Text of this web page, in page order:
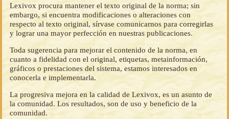
Lexivox procura mantener el texto original de la norma; sin
embargo, si encuentra modificaciones o alteraciones con
respecto al texto original, sírvase comunicarnos para corregirlas
y lograr una mayor perfección en nuestras publicaciones.
Toda sugerencia para mejorar el contenido de la norma, en
cuanto a fidelidad con el original, etiquetas, metainformación,
gráficos o prestaciones del sistema, estamos interesados en
conocerla e implementarla.
La progresiva mejora en la calidad de Lexivox, es un asunto de
la comunidad. Los resultados, son de uso y beneficio de la
comunidad.